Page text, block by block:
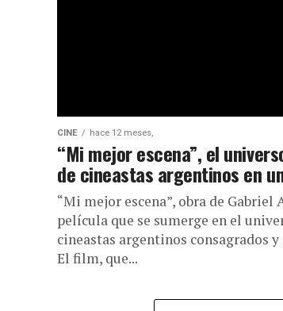
CINE hace 12 meses,
“Mi mejor escena”, el
de cineastas argentinos en
“Mi mejor escena”, obra de Gabriel
película que se sumerge en el
cineastas argentinos consagrados
El film, que...